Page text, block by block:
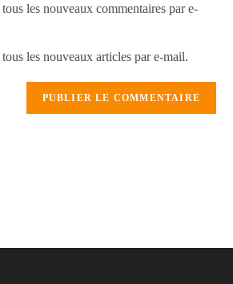
les nouveaux commentaires par e-
les nouveaux articles par e-mail.